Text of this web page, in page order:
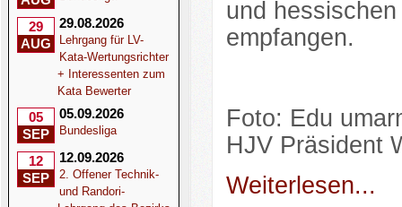
29
AUG
29.08.2026
Lehrgang für LV-
Kata-Wertungsrichter
+ Interessenten zum
Kata Bewerter
05
SEP
05.09.2026
Bundesliga
12
SEP
12.09.2026
2. Offener Technik-
und Randori-
und
empfangen.
Foto: Edu
HJV Präsident
Weiterlesen...